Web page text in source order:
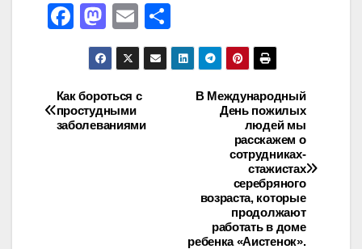
F
e
b
M
a
st
o
d
E
m
ail
h
ar
В Международный
День пожилых
людей мы
расскажем о
сотрудниках-
стажистах
серебряного
возраста, которые
продолжают
работать в доме
ребенка «Аистенок».
Как бороться с
простудными
заболеваниями